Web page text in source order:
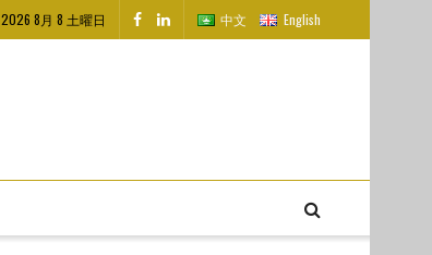
2026 8月 8 土曜日 中文 English